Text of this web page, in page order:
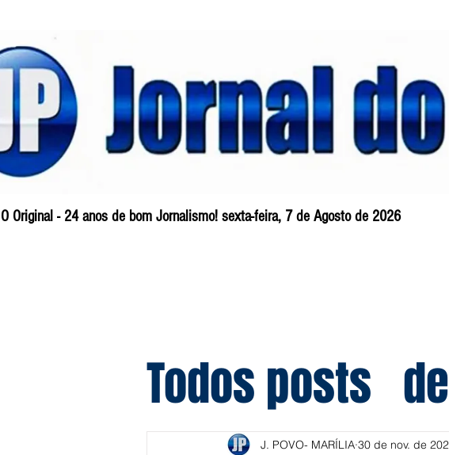
O Original - 24 anos de bom Jornalismo! sexta-feira, 7 de Agosto de 2026
Todos posts
J. POVO- MARÍLIA 30 de nov. de